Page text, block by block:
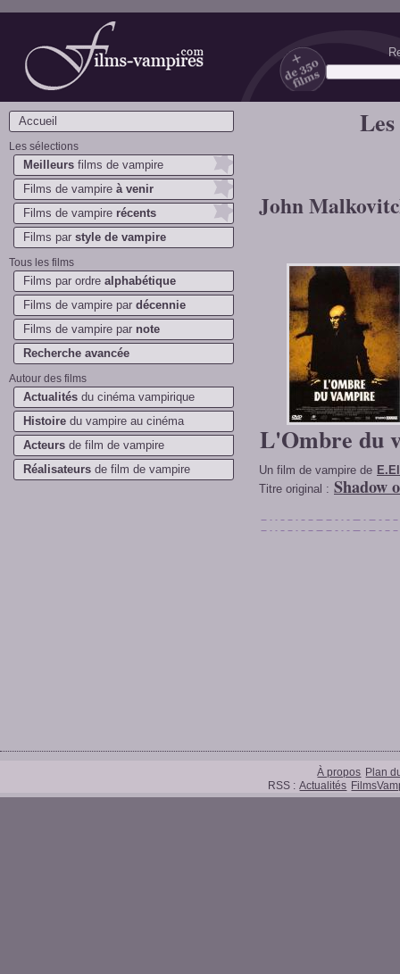
Films-vampires.com
Accueil
Les sélections
Meilleurs films de vampire
Films de vampire à venir
Films de vampire récents
Films par style de vampire
Tous les films
Films par ordre alphabétique
Films de vampire par décennie
Films de vampire par note
Recherche avancée
Autour des films
Actualités du cinéma vampirique
Histoire du vampire au cinéma
Acteurs de film de vampire
Réalisateurs de film de vampire
John
L'Ombre du
Un film de vampire de
Titre original : Shadow
À propos Plan
RSS : Actualités